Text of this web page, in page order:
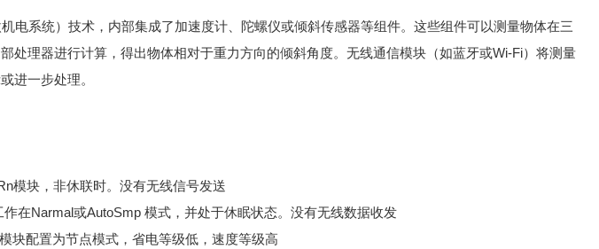
电系统）技术，内部集成了加速度计、陀螺仪或倾斜传感器等组件。这些组件可以测量物体在三
处理器进行计算，得出物体相对于重力方向的倾斜角度。无线通信模块（如蓝牙或Wi-Fi）将测量
进一步处理。
模块，非休联时。没有无线信号发送
在Narmal或AutoSmp 模式，并处于休眠状态。没有无线数据收发
块配置为节点模式，省电等级低，速度等级高